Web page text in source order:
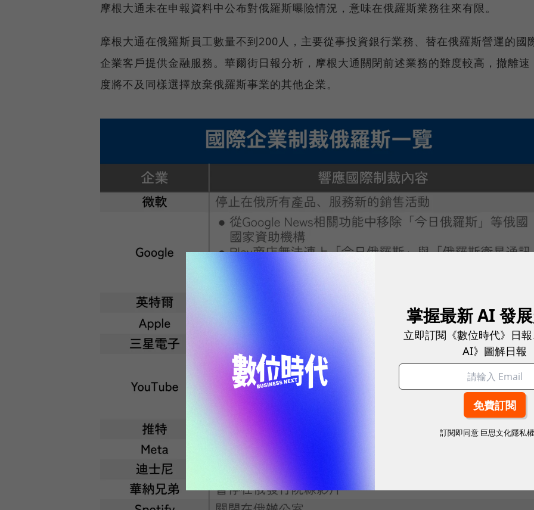
摩根大通未在申報資料中公布對俄羅斯曝險情況，意味在俄羅斯業務往來有限。
摩根大通在俄羅斯員工數量不到200人，主要從事投資銀行業務、替在俄羅斯營運的國
企業客戶提供金融服務。華爾街日報分析，摩根大通關閉前述業務的難度較高，撤離速
度將不及同樣選擇放棄俄羅斯事業的其他企業。
掌握最新 AI 發
立即訂閱《數位時代》日
AI》圖解日報
訂閱即同意 巨思文化隱私